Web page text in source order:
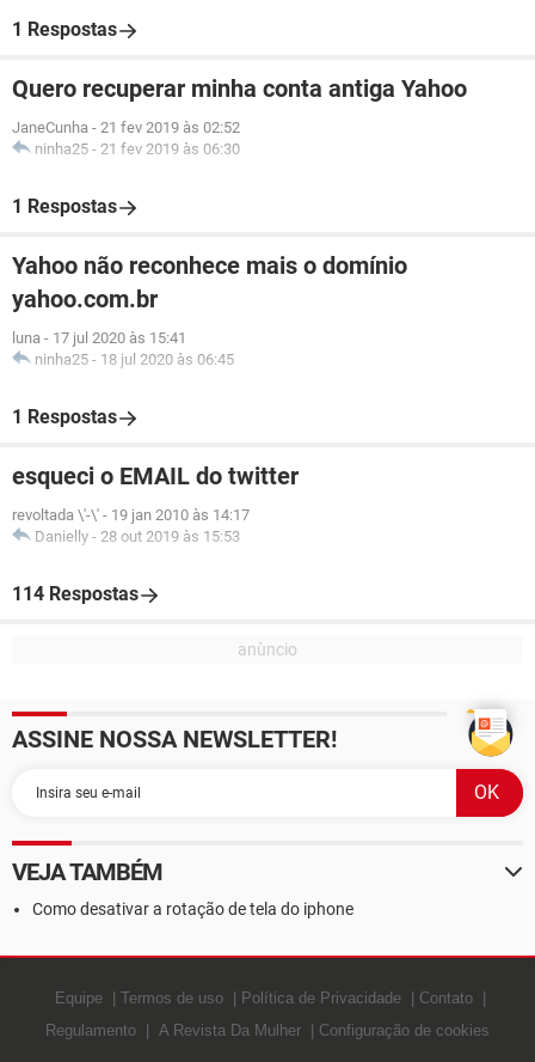
1 Respostas
Quero recuperar minha conta antiga Yahoo
JaneCunha - 21 fev 2019 às 02:52
ninha25 - 21 fev 2019 às 06:30
1 Respostas
Yahoo não reconhece mais o domínio
yahoo.com.br
luna - 17 jul 2020 às 15:41
ninha25 - 18 jul 2020 às 06:45
1 Respostas
esqueci o EMAIL do twitter
revoltada \'-\' - 19 jan 2010 às 14:17
Danielly - 28 out 2019 às 15:53
114 Respostas
ASSINE NOSSA NEWSLETTER!
VEJA TAMBÉM
Como desativar a rotação de tela do iphone
Equipe Termos de uso Política de Privacidade
Contato
Regulamento
A Revista Da Mulher Configuração de cookies